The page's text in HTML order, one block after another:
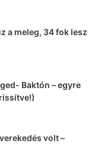
a meleg, 34 fok lesz
Baktón – egyre
volt –